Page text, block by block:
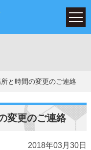
と時間の変更のご連絡
変更のご連絡
2018年03月30日